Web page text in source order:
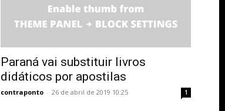
Paraná vai substituir livros
didáticos por apostilas
contraponto - 26 de abril de 2019 10:25 1